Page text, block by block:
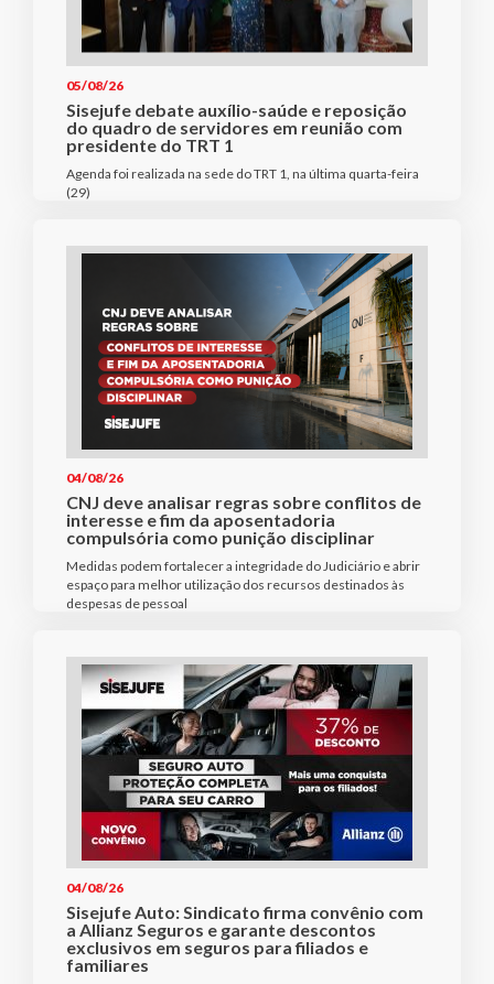
05/08/26
Sisejufe debate auxílio-saúde e reposição
do quadro de servidores em reunião com
presidente do TRT 1
Agenda foi realizada na sede do TRT 1, na última quarta-feira
(29)
04/08/26
CNJ deve analisar regras sobre conflitos de
interesse e fim da aposentadoria
compulsória como punição disciplinar
Medidas podem fortalecer a integridade do Judiciário e abrir
espaço para melhor utilização dos recursos destinados às
despesas de pessoal
04/08/26
Sisejufe Auto: Sindicato firma convênio com
a Allianz Seguros e garante descontos
exclusivos em seguros para filiados e
familiares